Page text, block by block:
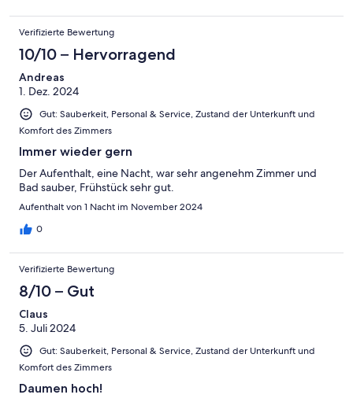
Verifizierte Bewertung
10/10 – Hervorragend
Andreas
1. Dez. 2024
Gut: Sauberkeit, Personal & Service, Zustand der Unterkunft und
Komfort des Zimmers
Immer wieder gern
Der Aufenthalt, eine Nacht, war sehr angenehm Zimmer und
Bad sauber, Frühstück sehr gut.
Aufenthalt von 1 Nacht im November 2024
0
Verifizierte Bewertung
8/10 – Gut
Claus
5. Juli 2024
Gut: Sauberkeit, Personal & Service, Zustand der Unterkunft und
Komfort des Zimmers
Daumen hoch!